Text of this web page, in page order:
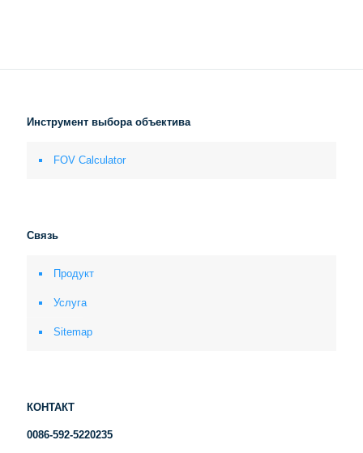
Инструмент выбора объектива
FOV Calculator
Связь
Продукт
Услуга
Sitemap
КОНТАКТ
0086-592-5220235